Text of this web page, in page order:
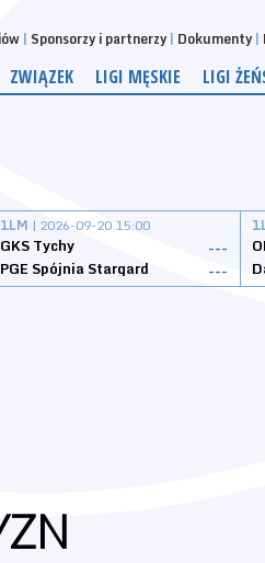
Sponsorzy i partnerzy Dokumenty
ZWIĄZEK LIGI MĘSKIE LIGI
1LM | 2026-09-20 15:00
GKS Tychy
---
PGE Spójnia Stargard
---